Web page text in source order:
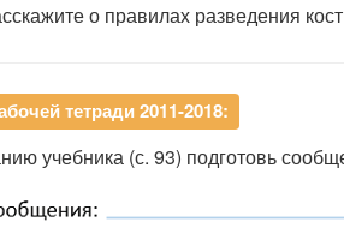
о правилах разведения
тетради 2011-2018:
учебника (с. 93) подготовь